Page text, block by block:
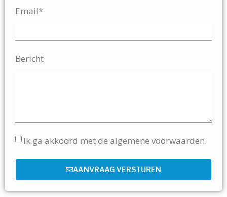
Email*
Bericht
Ik ga akkoord met de algemene voorwaarden.
AANVRAAG VERSTUREN